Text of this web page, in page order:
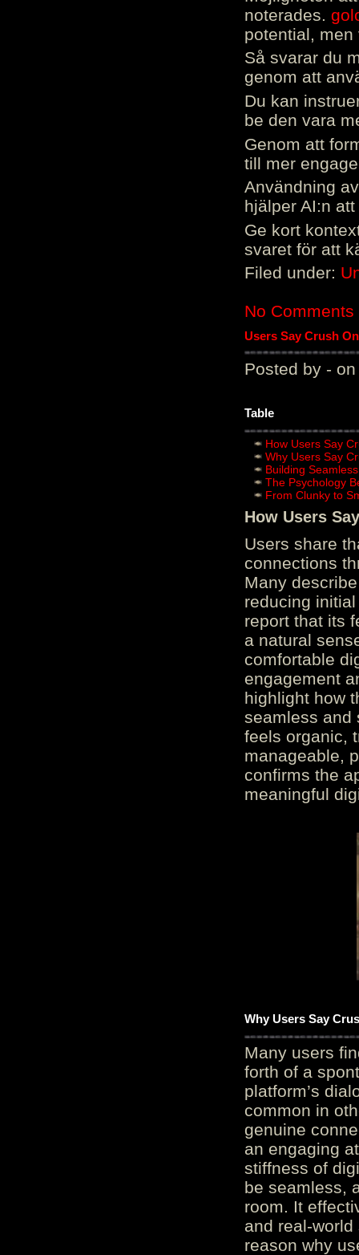
noterades.
potential, men
Så svarar du
genom att
Du kan
be den vara
Genom att
till mer
Användning
hjälper AI:n
Ge kort
svaret för att
Filed under:
No Comments
Users Say Crush
Posted by - on
Table
How Users Say
Why Users Say
Building
The Psychology
From Clunky to
How Users
Users share
connections
Many
reducing
report that its
a natural
comfortable
engagement
highlight how
seamless and
feels organic,
manageable,
confirms the
meaningful
Why Users Say
Many users
forth of a
platform’s
common in
genuine
an engaging
stiffness of
be seamless,
room. It
and real-
reason why